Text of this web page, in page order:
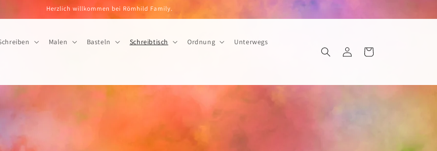
Herzlich willkommen bei Römhild Family.
Malen Basteln Schreibtisch Ordnung Unterwegs
EinloggenWarenkorb